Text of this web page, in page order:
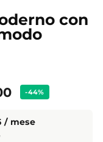
con
-44%
/ mese